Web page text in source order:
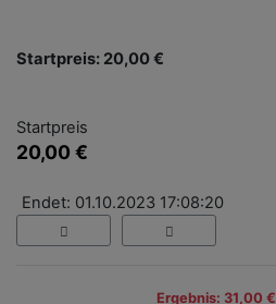
Startpreis: 20,00 €
Startpreis
20,00 €
Endet: 01.10.2023 17:08:20
Ergebnis: 31,00 €